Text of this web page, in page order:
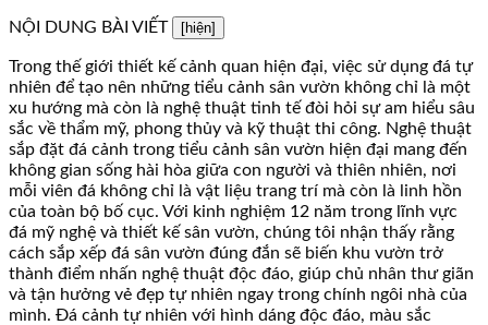
NỘI DUNG BÀI VIẾT [hiện]
Trong thế giới thiết kế cảnh quan hiện đại, việc sử dụng đá tự
nhiên để tạo nên những tiểu cảnh sân vườn không chỉ là một
xu hướng mà còn là nghệ thuật tinh tế đòi hỏi sự am hiểu sâu
sắc về thẩm mỹ, phong thủy và kỹ thuật thi công. Nghệ thuật
sắp đặt đá cảnh trong tiểu cảnh sân vườn hiện đại mang đến
không gian sống hài hòa giữa con người và thiên nhiên, nơi
mỗi viên đá không chỉ là vật liệu trang trí mà còn là linh hồn
của toàn bộ bố cục. Với kinh nghiệm 12 năm trong lĩnh vực
đá mỹ nghệ và thiết kế sân vườn, chúng tôi nhận thấy rằng
cách sắp xếp đá sân vườn đúng đắn sẽ biến khu vườn trở
thành điểm nhấn nghệ thuật độc đáo, giúp chủ nhân thư giãn
và tận hưởng vẻ đẹp tự nhiên ngay trong chính ngôi nhà của
mình. Đá cảnh tự nhiên với hình dáng độc đáo, màu sắc